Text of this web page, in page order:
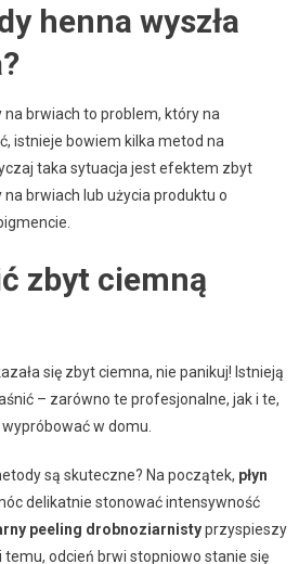
henna wyszła
brwiach to problem, który na
istnieje bowiem kilka metod na
taka sytuacja jest efektem zbyt
brwiach lub użycia produktu o
zbyt ciemną
się zbyt ciemna, nie panikuj! Istnieją
– zarówno te profesjonalne, jak i te,
w domu.
są skuteczne? Na początek, płyn
delikatnie stonować intensywność
peeling drobnoziarnistyprzyspieszy
temu, odcień brwi stopniowo stanie się